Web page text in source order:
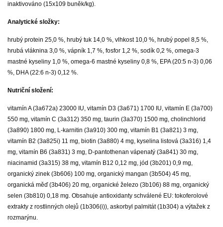
inaktivováno (15x109 buněk/kg).
Analytické složky:
hrubý protein 25,0 %, hrubý tuk 14,0 %, vlhkost 10,0 %, hrubý popel 8,5 %,
hrubá vláknina 3,0 %, vápník 1,7 %, fosfor 1,2 %, sodík 0,2 %, omega-3
mastné kyseliny 1,0 %, omega-6 mastné kyseliny 0,8 %, EPA (20:5 n-3) 0,06
%, DHA (22:6 n-3) 0,12 %.
Nutriční složení:
vitamín A (3a672a) 23000 IU, vitamín D3 (3a671) 1700 IU, vitamín E (3a700)
550 mg, vitamín C (3a312) 350 mg, taurin (3a370) 1500 mg, cholinchlorid
(3a890) 1800 mg, L-karnitin (3a910) 300 mg, vitamín B1 (3a821) 3 mg,
vitamín B2 (3a825i) 11 mg, biotin (3a880) 4 mg, kyselina listová (3a316) 1,4
mg, vitamín B6 (3a831) 3 mg, D-pantothenan vápenatý (3a841) 30 mg,
niacinamid (3a315) 38 mg, vitamín B12 0,12 mg, jód (3b201) 0,9 mg,
organický zinek (3b606) 100 mg, organický mangan (3b504) 45 mg,
organická měď (3b406) 20 mg, organické železo (3b106) 88 mg, organický
selen (3b810) 0,18 mg. Obsahuje antioxidanty schválené EU: tokoferolové
extrakty z rostlinných olejů (1b306(i)), askorbyl palmitát (1b304) a výtažek z
rozmarýnu.